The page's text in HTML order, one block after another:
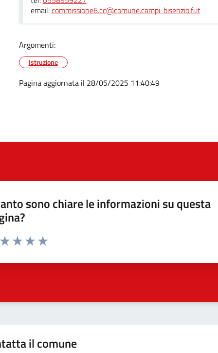
email:commissione6.cc@comune.campi-bisenzio.fi.it
Argomenti:
Istruzione
Pagina aggiornata il 28/05/2025 11:40:49
sono chiare le informazioni su questa
da 1 a 5 stelle la pagina
il comune